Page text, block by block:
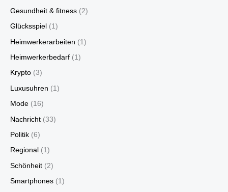
Gesundheit & fitness (2)
Glücksspiel (1)
Heimwerkerarbeiten (1)
Heimwerkerbedarf (1)
Krypto (3)
Luxusuhren (1)
Mode (16)
Nachricht (33)
Politik (6)
Regional (1)
Schönheit (2)
Smartphones (1)